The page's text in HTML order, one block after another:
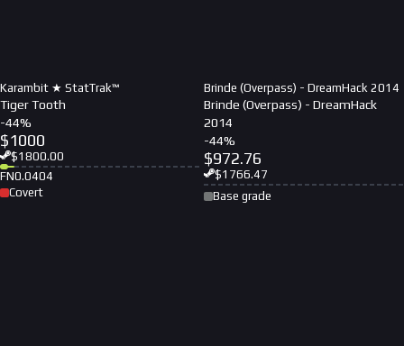
Karambit ★ StatTrak™
Tiger Tooth
-44%
$1000
$1800.00
FN0.0404
Covert
Brinde (Overpass) - DreamHack 2014
Brinde (Overpass) - DreamHack
2014
-44%
$972.76
$1766.47
Base grade